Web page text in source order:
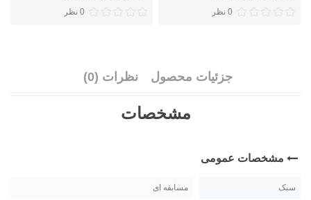
0 نظر 0 نظر
جزئیات محصول نظرات (0)
مشخصات
مشخصات عمومی
سبک مسابقه ای